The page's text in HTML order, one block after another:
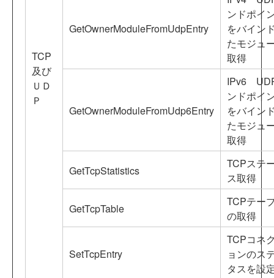
TCP
及び
ＵＤ
Ｐ
GetOwnerModuleFromUdpEntry
ンドポイ
をバイン
たモジュ
取得
GetOwnerModuleFromUdp6Entry
IPv6
ンドポイ
をバイン
たモジュ
取得
GetTcpStatistics
TCPステ
ス取得
GetTcpTable
TCPテー
の取得
SetTcpEntry
TCPコネ
ョンのス
タスを設